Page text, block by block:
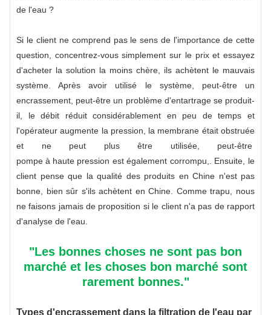
de l'eau ?
Si le client ne comprend pas le sens de l'importance de cette
question, concentrez-vous simplement sur le prix et essayez
d'acheter la solution la moins chère, ils achètent le mauvais
système. Après avoir utilisé le système, peut-être un
encrassement, peut-être un problème d'entartrage se produit-
il, le débit réduit considérablement en peu de temps et
l'opérateur augmente la pression, la membrane était obstruée
et ne peut plus être utilisée, peut-être
pompe à haute pression est également corrompu,. Ensuite, le
client pense que la qualité des produits en Chine n'est pas
bonne, bien sûr s'ils achètent en Chine. Commetrapu , nous
ne faisons jamais de proposition si le client n'a pas de rapport
d'analyse de l'eau.
"Les bonnes choses ne sont pas bon
marché et les choses bon marché sont
rarement bonnes."
Types d'encrassement dans la filtration de l'eau par